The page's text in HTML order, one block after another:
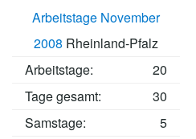
Arbeitstage November
2008 Rheinland-Pfalz
Arbeitstage:
20
Tage gesamt:
30
Samstage:
5